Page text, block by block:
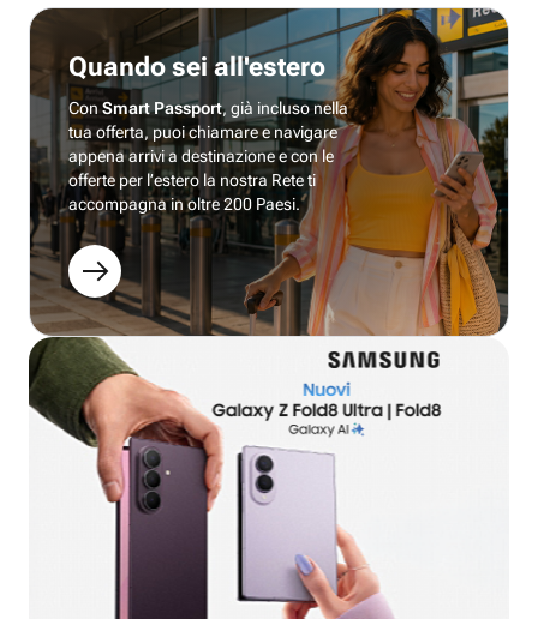
Quando sei all'estero
ConSmart Passport, già incluso nella
tua offerta, puoi chiamare e navigare
appena arrivi a destinazione e con le
offerte per l’estero la nostra Rete ti
accompagna in oltre 200 Paesi.